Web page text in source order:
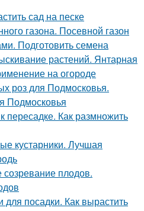
сад на песке
газона. Посевной газон
Подготовить семена
растений. Янтарная
на огороде
роз для Подмосковья.
Подмосковья
пересадке. Как размножить
кустарники. Лучшая
плодов.
для посадки. Как вырастить